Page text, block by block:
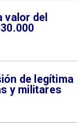
valor del
de legítima
y militares